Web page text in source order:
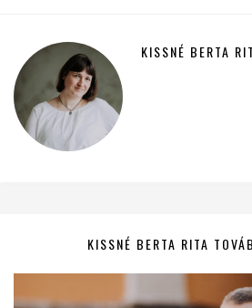
KISSNÉ BERTA
KISSNÉ BERTA RITA